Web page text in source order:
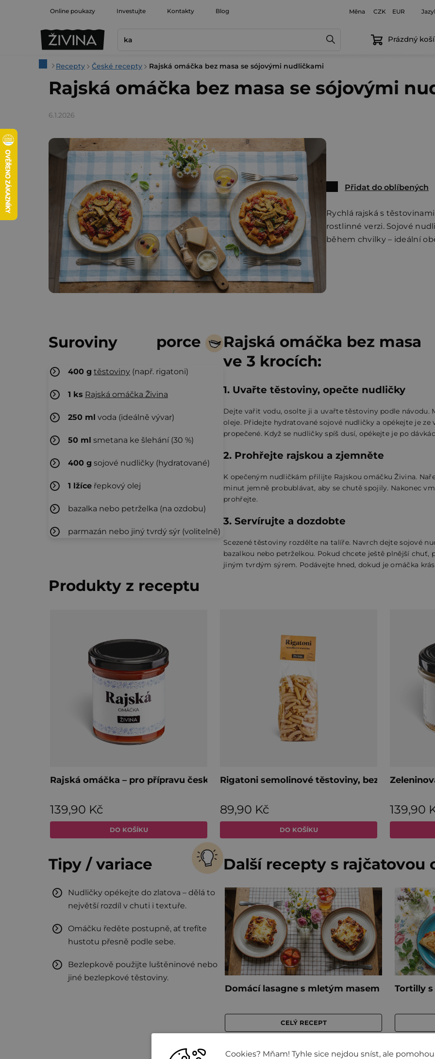
Online poukazy Investujte Kontakty Blog Měna CZK EUR
Prázdný
DomůRecepty České recepty Rajská omáčka bez masa se sójovými nudličkami
Rajská omáčka bez masa se sójovými
6.1.2026
Přidat do oblíbených
Rychlá rajská s
rostlinné verzi. Sojové
během chvilky – ideální
Suroviny porce
400 g těstoviny (např. rigatoni)
1 ks Rajská omáčka Živina
250 ml voda (ideálně vývar)
50 ml smetana ke šlehání (30 %)
400 g sojové nudličky (hydratované)
1 lžíce řepkový olej
bazalka nebo petrželka (na ozdobu)
parmazán nebo jiný tvrdý sýr (volitelně)
Rajská omáčka bez masa
ve 3 krocích:
1. Uvařte těstoviny, opečte nudličky
Dejte vařit vodu, osolte ji a uvařte těstoviny podle návodu.
oleje. Přidejte hydratované sojové nudličky a opékejte je ze
propečené. Když se nudličky spíš dusí, opékejte je po
2. Prohřejte rajskou a zjemněte
K opečeným nudličkám přilijte Rajskou omáčku Živina.
minut jemně probublávat, aby se chutě spojily. Nakonec
prohřejte.
3. Servírujte a dozdobte
Scezené těstoviny rozdělte na talíře. Navrch dejte sojové
bazalkou nebo petrželkou. Pokud chcete ještě plnější
jiným tvrdým sýrem. Podávejte hned, dokud je omáčka
Produkty z receptu
Tipy / variace
Nudličky opékejte do zlatova – dělá to
největší rozdíl v chuti i textuře.
Omáčku ředěte postupně, ať trefíte
hustotu přesně podle sebe.
Bezlepkově použijte luštěninové nebo
jiné bezlepkové těstoviny.
Další recepty s rajčatovou
Cookies? Mňam! Tyhle sice nejdou sníst, ale